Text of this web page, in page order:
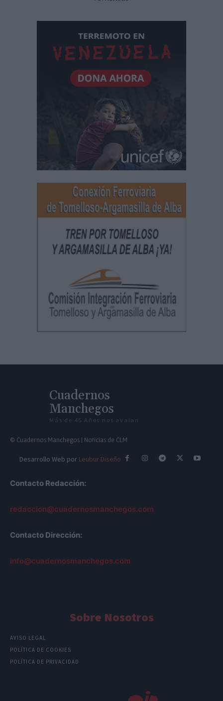
Cuadernos
Manchegos
Más de 45 Años nos avalan
© Cuadernos Manchegos | Noticias de CLM
Desarrollo Web por Leubur Diseño
Contacto Redacción:
redaccion@cuadernosmanchegos.com
Contacto Dirección:
info@cuadernosmanchegos.com
Sobre Nosotros
AVISO LEGAL
POLÍTICA DE COOKIES
POLÍTICA DE PRIVACIDAD